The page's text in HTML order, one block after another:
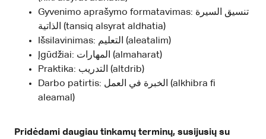
Gyvenimo aprašymo formatavimas: تنسيق السيرة
الذاتية (tansiq alsyrat aldhatia)
Išsilavinimas: التعليم (aleatalim)
Įgūdžiai: المهارات (almaharat)
Praktika: التدريب (altdrib)
Darbo patirtis: الخبرة في العمل (alkhibra fi
aleamal)
Pridėdami daugiau tinkamų terminų, susijusių su